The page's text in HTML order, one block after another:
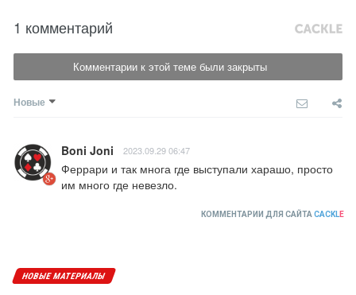
1 комментарий
Комментарии к этой теме были закрыты
Новые
Boni Joni 2023.09.29 06:47
Феррари и так многа где выступали харашо, просто
им много где невезло.
КОММЕНТАРИИ ДЛЯ САЙТА CACKLE
НОВЫЕ МАТЕРИАЛЫ